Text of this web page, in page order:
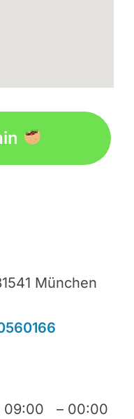
München
09:00 – 00:00